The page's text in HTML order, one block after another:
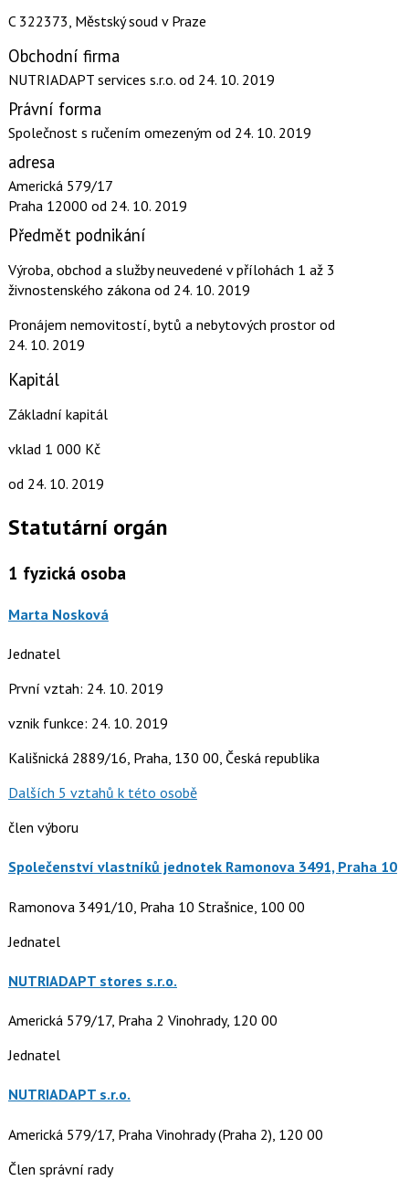
C 322373, Městský soud v Praze
Obchodní firma
NUTRIADAPT services s.r.o. od 24. 10. 2019
Právní forma
Společnost s ručením omezeným od 24. 10. 2019
adresa
Americká 579/17
Praha 12000 od 24. 10. 2019
Předmět podnikání
Výroba, obchod a služby neuvedené v přílohách 1 až 3
živnostenského zákona od 24. 10. 2019
Pronájem nemovitostí, bytů a nebytových prostor od
24. 10. 2019
Kapitál
Základní kapitál
vklad 1 000 Kč
od 24. 10. 2019
Statutární orgán
1 fyzická osoba
Marta Nosková
Jednatel
První vztah: 24. 10. 2019
vznik funkce: 24. 10. 2019
Kališnická 2889/16, Praha, 130 00, Česká republika
Dalších 5 vztahů k této osobě
člen výboru
Společenství vlastníků jednotek Ramonova 3491, Praha 10
Ramonova 3491/10, Praha 10 Strašnice, 100 00
Jednatel
NUTRIADAPT stores s.r.o.
Americká 579/17, Praha 2 Vinohrady, 120 00
Jednatel
NUTRIADAPT s.r.o.
Americká 579/17, Praha Vinohrady (Praha 2), 120 00
Člen správní rady